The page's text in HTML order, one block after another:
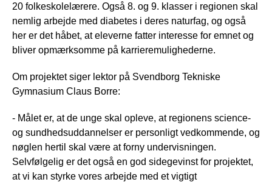
20 folkeskolelærere. Også 8. og 9. klasser i regionen skal
nemlig arbejde med diabetes i deres naturfag, og også
her er det håbet, at eleverne fatter interesse for emnet og
bliver opmærksomme på karrieremulighederne.
Om projektet siger lektor på Svendborg Tekniske
Gymnasium Claus Borre:
- Målet er, at de unge skal opleve, at regionens science-
og sundhedsuddannelser er personligt vedkommende, og
nøglen hertil skal være at forny undervisningen.
Selvfølgelig er det også en god sidegevinst for projektet,
at vi kan styrke vores arbejde med et vigtigt